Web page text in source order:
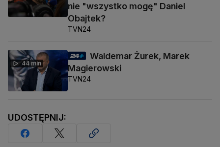
nie "wszystko mogę" Daniel
Obajtek?
TVN24
44 min
Waldemar Żurek, Marek
Magierowski
TVN24
UDOSTĘPNIJ: